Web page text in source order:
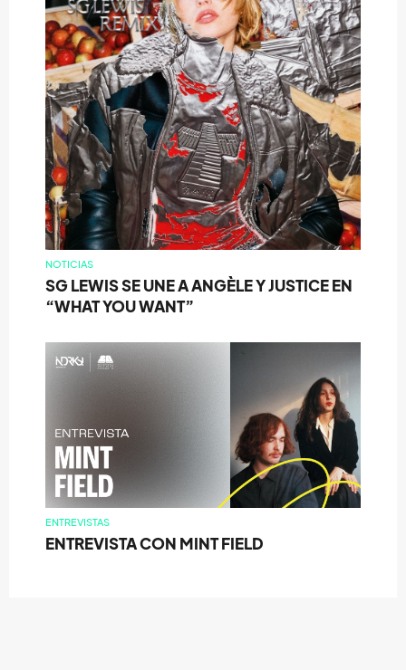
NOTICIAS
SG LEWIS SE UNE A ANGÈLE Y JUSTICE EN
“WHAT YOU WANT”
ENTREVISTAS
ENTREVISTA CON MINT FIELD